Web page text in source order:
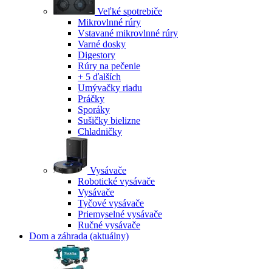
Veľké spotrebiče
Mikrovlnné rúry
Vstavané mikrovlnné rúry
Varné dosky
Digestory
Rúry na pečenie
+ 5 ďalších
Umývačky riadu
Práčky
Sporáky
Sušičky bielizne
Chladničky
Vysávače
Robotické vysávače
Vysávače
Tyčové vysávače
Priemyselné vysávače
Ručné vysávače
Dom a záhrada (aktuálny)